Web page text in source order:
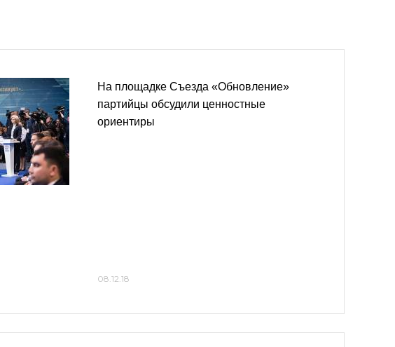
На площадке Съезда «Обновление»
партийцы обсудили ценностные
ориентиры
08.12.18